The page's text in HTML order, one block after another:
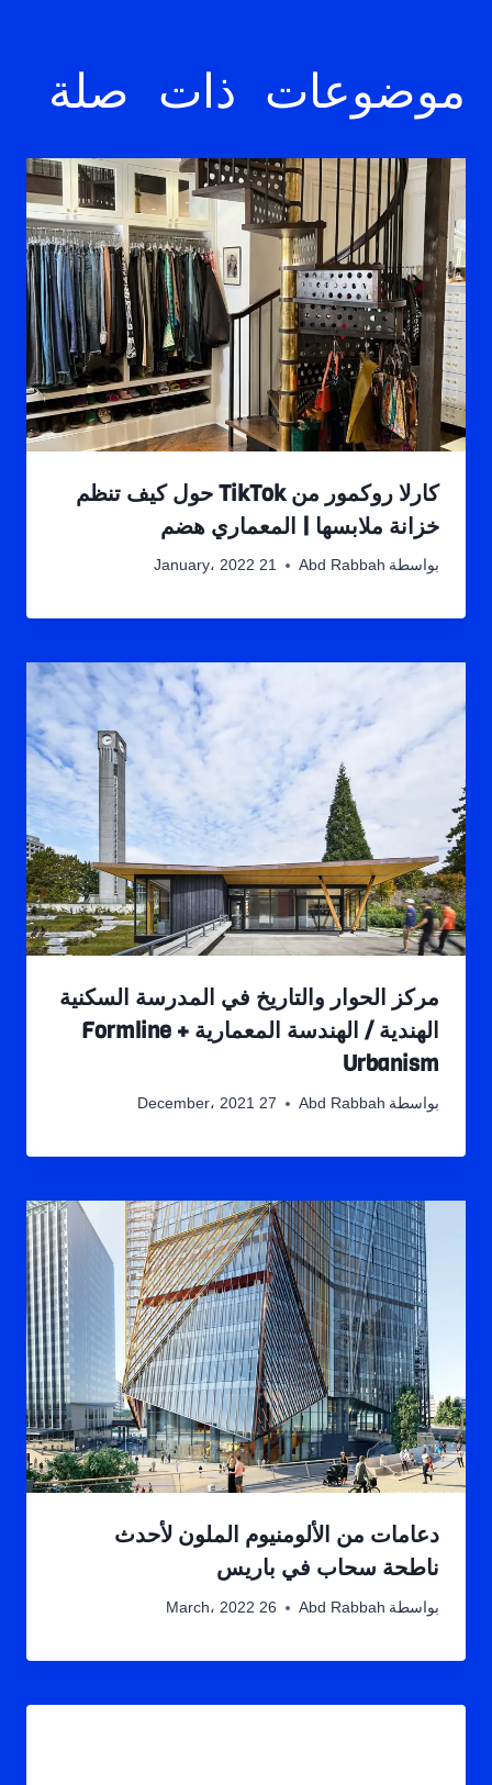
موضوعات ذات صلة
كارلا روكمور من TikTok حول كيف تنظم
خزانة ملابسها | المعماري هضم
بواسطة Abd Rabbah 21 January، 2022
مركز الحوار والتاريخ في المدرسة السكنية
الهندية / الهندسة المعمارية Formline +
Urbanism
بواسطة Abd Rabbah 27 December، 2021
دعامات من الألومنيوم الملون لأحدث
ناطحة سحاب في باريس
بواسطة Abd Rabbah 26 March، 2022